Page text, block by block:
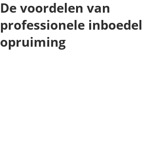
De voordelen van
professionele inboedel
opruiming